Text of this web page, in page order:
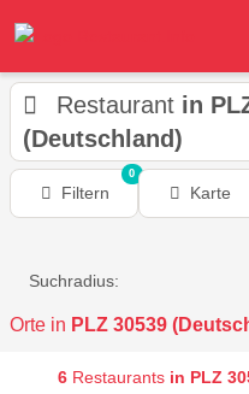
Restaurant in
(Deutschland)
Filtern
0
Karte
Suchradius:
Orte in PLZ 30539
6Restaurants in PLZ